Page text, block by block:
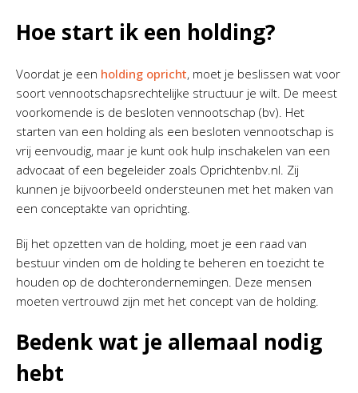
Hoe start ik een holding?
Voordat je een holding opricht, moet je beslissen wat voor
soort vennootschapsrechtelijke structuur je wilt. De meest
voorkomende is de besloten vennootschap (bv). Het
starten van een holding als een besloten vennootschap is
vrij eenvoudig, maar je kunt ook hulp inschakelen van een
advocaat of een begeleider zoals Oprichtenbv.nl. Zij
kunnen je bijvoorbeeld ondersteunen met het maken van
een conceptakte van oprichting.
Bij het opzetten van de holding, moet je een raad van
bestuur vinden om de holding te beheren en toezicht te
houden op de dochterondernemingen. Deze mensen
moeten vertrouwd zijn met het concept van de holding.
Bedenk wat je allemaal nodig
hebt